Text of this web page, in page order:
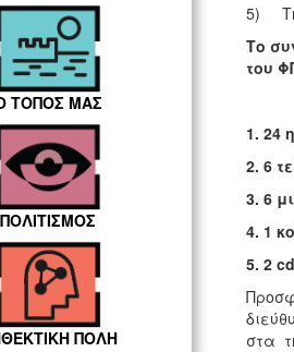
ΤΟΠΟΣ ΜΑΣ
ΠΟΛΙΤΙΣΜΟΣ
ΠΟΛΗ
5)
Το
του
1. 24
2. 6
3. 6
4. 1
5. 2
στα